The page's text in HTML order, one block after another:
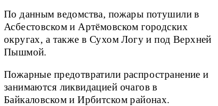
По данным ведомства, пожары потушили в
Асбестовском и Артёмовском городских
округах, а также в Сухом Логу и под Верхней
Пышмой.
Пожарные предотвратили распространение и
занимаются ликвидацией очагов в
Байкаловском и Ирбитском районах.